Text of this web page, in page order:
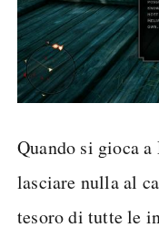
Quando si gioca
lasciare nulla al
tesoro di tutte le